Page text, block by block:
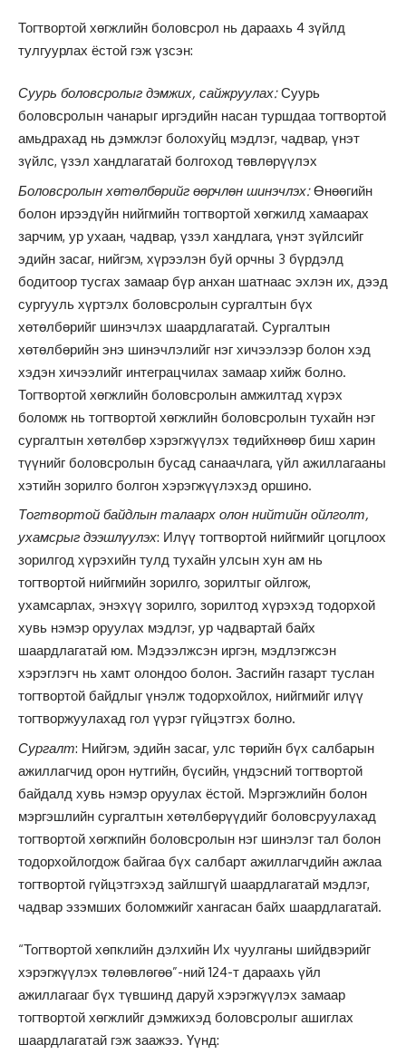
Тогтвортой хөгжлийн боловсрол нь дараахь 4 зүйлд
тулгуурлах ёстой гэж үзсэн:
Суурь боловсролыг дэмжих, сайжруулах:Суурь
боловсролын чанарыг иргэдийн насан туршдаа тогтвортой
амьдрахад нь дэмжлэг болохуйц мэдлэг, чадвар, үнэт
зүйлс, үзэл хандлагатай болгоход төвлөрүүлэх
Боловсролын хөтөлбөрийг өөрчлөн шинэчлэх:Өнөөгийн
болон ирээдүйн нийгмийн тогтвортой хөгжилд хамаарах
зарчим, ур ухаан, чадвар, үзэл хандлага, үнэт зүйлсийг
эдийн засаг, нийгэм, хүрээлэн буй орчны 3 бүрдэлд
бодитоор тусгах замаар бүр анхан шатнаас эхлэн их, дээд
сургууль хүртэлх боловсролын сургалтын бүх
хөтөлбөрийг шинэчлэх шаардлагатай. Сургалтын
хөтөлбөрийн энэ шинэчлэлийг нэг хичээлээр болон хэд
хэдэн хичээлийг интеграцчилах замаар хийж болно.
Тогтвортой хөгжлийн боловсролын амжилтад хүрэх
боломж нь тогтвортой хөгжлийн боловсролын тухайн нэг
сургалтын хөтөлбөр хэрэгжүүлэх төдийхнөөр биш харин
түүнийг боловсролын бусад санаачлага, үйл ажиллагааны
хэтийн зорилго болгон хэрэгжүүлэхэд оршино.
Тогтвортой байдлын талаарх олон нийтийн ойлголт,
ухамсрыг дээшлүулэх: Илүү тогтвортой нийгмийг цогцлоох
зорилгод хүрэхийн тулд тухайн улсын хун ам нь
тогтвортой нийгмийн зорилго, зорилтыг ойлгож,
ухамсарлах, энэхүү зорилго, зорилтод хүрэхэд тодорхой
хувь нэмэр оруулах мэдлэг, ур чадвартай байх
шаардлагатай юм. Мэдээлжсэн иргэн, мэдлэгжсэн
хэрэглэгч нь хамт олондоо болон. Засгийн газарт туслан
тогтвортой байдлыг үнэлж тодорхойлох, нийгмийг илүү
тогтворжуулахад гол үүрэг гүйцэтгэх болно.
Сургалт: Нийгэм, эдийн засаг, улс төрийн бүх салбарын
ажиллагчид орон нутгийн, бүсийн, үндэсний тогтвортой
байдалд хувь нэмэр оруулах ёстой. Мэргэжлийн болон
мэргэшлийн сургалтын хөтөлбөрүүдийг боловсруулахад
тогтвортой хөгжпийн боловсролын нэг шинэлэг тал болон
тодорхойлогдож байгаа бүх салбарт ажиллагчдийн ажлаа
тогтвортой гүйцэтгэхэд зайлшгүй шаардлагатай мэдлэг,
чадвар эзэмших боломжийг хангасан байх шаардлагатай.
“Тогтвортой хөпклийн дэлхийн Их чуулганы шийдвэрийг
хэрэгжүүлэх төлөвлөгөө”-ний 124-т дараахь үйл
ажиллагааг бүх түвшинд даруй хэрэгжүүлэх замаар
тогтвортой хөгжлийг дэмжихэд боловсролыг ашиглах
шаардлагатай гэж заажээ. Үүнд: